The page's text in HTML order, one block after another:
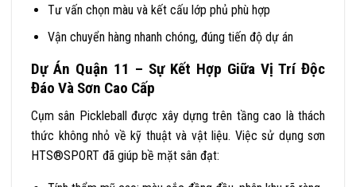
Tư vấn chọn màu và kết cấu lớp phủ phù hợp
Vận chuyển hàng nhanh chóng, đúng tiến độ dự án
Dự Án Quận 11 – Sự Kết Hợp Giữa Vị Trí Độc
Đáo Và Sơn Cao Cấp
Cụm sân Pickleball được xây dựng trên tầng cao là thách
thức không nhỏ về kỹ thuật và vật liệu. Việc sử dụng sơn
HTS®SPORT đã giúp bề mặt sân đạt: